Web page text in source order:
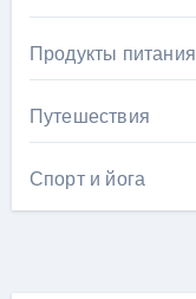
Продукты питания
Путешествия
Спорт и йога